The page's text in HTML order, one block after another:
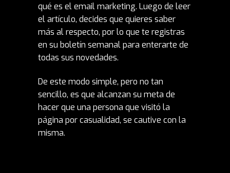
qué es el email marketing. Luego de leer
el artículo, decides que quieres saber
más al respecto, por lo que te registras
en su boletín semanal para enterarte de
todas sus novedades.
De este modo simple, pero no tan
sencillo, es que alcanzan su meta de
hacer que una persona que visitó la
página por casualidad, se cautive con la
misma.